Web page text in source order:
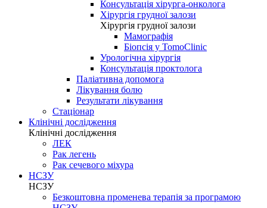
Консультація хірурга-онколога
Хірургія грудної залози
Хірургія грудної залози
Мамографія
Біопсія у TomoClinic
Урологічна хірургія
Консультація проктолога
Паліативна допомога
Лікування болю
Результати лікування
Стаціонар
Клінічні дослідження
Клінічні дослідження
ЛЕК
Рак легень
Рак сечевого міхура
НСЗУ
НСЗУ
Безкоштовна променева терапія за програмою